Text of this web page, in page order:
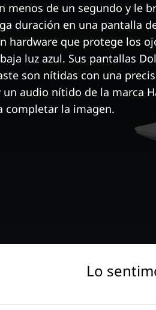
menos de un segundo y le
duración en una pantalla
hardware que protege los
luz azul. Sus pantallas
son nítidas con una
un audio nítido de la marca
completar la imagen.
Lo